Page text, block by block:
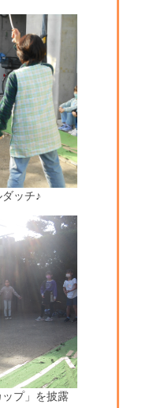
ッチ♪
プ」を披露